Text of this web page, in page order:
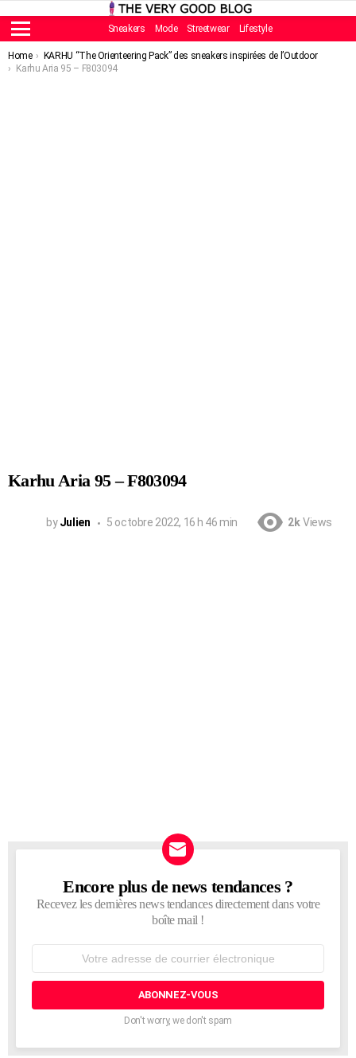
Menu
Sneakers Mode Streetwear Lifestyle
You are here:
Home
KARHU “The Orienteering Pack” des sneakers inspirées de l’Outdoor
Karhu Aria 95 – F803094
Karhu Aria 95 – F803094
by Julien 5 octobre 2022, 16 h 46 min 2k Views
NEWSLETTER
Encore plus de news tendances ?
Recevez les dernières news tendances directement dans votre
boîte mail !
courrier
Don't worry, we don't spam